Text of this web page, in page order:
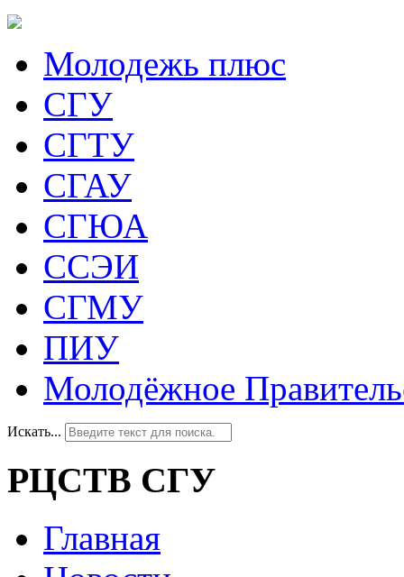
Молодежь плюс
СГУ
СГТУ
СГАУ
СГЮА
ССЭИ
СГМУ
ПИУ
Молодёжное
Искать...
РЦСТВ СГУ
Главная